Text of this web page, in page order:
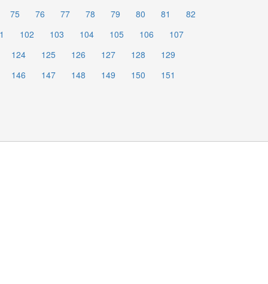
75 76 77 78 79 80 81
82
102 103 104 105 106
107
124 125 126 127 128
129
146 147 148 149 150
151